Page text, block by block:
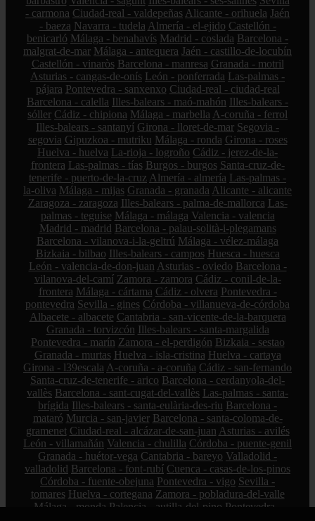
- carmona Ciudad-real - valdepeñas Alicante - orihuela Jaén
- baeza Navarra - tudela Almería - el-ejido Castellón -
benicarló Málaga - benahavís Madrid - coslada Barcelona -
malgrat-de-mar Málaga - antequera Jaén - castillo-de-locubín
Castellón - vinaròs Barcelona - manresa Granada - motril
Asturias - cangas-de-onís León - ponferrada Las-palmas -
pájara Pontevedra - sanxenxo Ciudad-real - ciudad-real
Barcelona - calella Illes-balears - maó-mahón Illes-balears -
sóller Cádiz - chipiona Málaga - marbella A-coruña - ferrol
Illes-balears - santanyí Girona - lloret-de-mar Segovia -
segovia Gipuzkoa - mutriku Málaga - ronda Girona - roses
Huelva - huelva La-rioja - logroño Cádiz - jerez-de-la-
frontera Las-palmas - tías Burgos - burgos Santa-cruz-de-
tenerife - puerto-de-la-cruz Almería - almería Las-palmas -
la-oliva Málaga - mijas Granada - granada Alicante - alicante
Zaragoza - zaragoza Illes-balears - palma-de-mallorca Las-
palmas - teguise Málaga - málaga Valencia - valencia
Madrid - madrid Barcelona - palau-solità-i-plegamans
Barcelona - vilanova-i-la-geltrú Málaga - vélez-málaga
Bizkaia - bilbao Illes-balears - campos Huesca - huesca
León - valencia-de-don-juan Asturias - oviedo Barcelona -
vilanova-del-camí Zamora - zamora Cádiz - conil-de-la-
frontera Málaga - cártama Cádiz - olvera Pontevedra -
pontevedra Sevilla - gines Córdoba - villanueva-de-córdoba
Albacete - albacete Cantabria - san-vicente-de-la-barquera
Granada - torvizcón Illes-balears - santa-margalida
Pontevedra - marín Zamora - el-perdigón Bizkaia - sestao
Granada - murtas Huelva - isla-cristina Huelva - cartaya
Girona - l39escala A-coruña - a-coruña Cádiz - san-fernando
Santa-cruz-de-tenerife - arico Barcelona - cerdanyola-del-
vallès Barcelona - sant-cugat-del-vallès Las-palmas - santa-
brígida Illes-balears - santa-eulària-des-riu Barcelona -
mataró Murcia - san-javier Barcelona - santa-coloma-de-
gramenet Ciudad-real - alcázar-de-san-juan Asturias - avilés
León - villamañán Valencia - chulilla Córdoba - puente-genil
Granada - huétor-vega Cantabria - bareyo Valladolid -
valladolid Barcelona - font-rubí Cuenca - casas-de-los-pinos
Córdoba - fuente-obejuna Pontevedra - vigo Sevilla -
tomares Huelva - cortegana Zamora - pobladura-del-valle
Málaga - monda Palencia - autilla-del-pino Pontevedra -